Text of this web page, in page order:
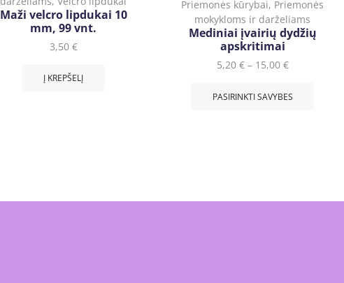
Maži velcro lipdukai 10
mm, 99 vnt.
3,50 €
Į KREPŠELĮ
Priemonės kūrybai, Priemonės
mokykloms ir darželiams
Mediniai įvairių dydžių
apskritimai
5,20 € – 15,00 €
PASIRINKTI SAVYBES